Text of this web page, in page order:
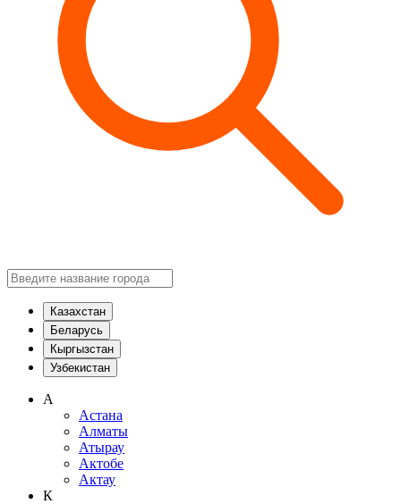
Казахстан
Беларусь
Кыргызстан
Узбекистан
А
Астана
Алматы
Атырау
Актобе
Актау
К